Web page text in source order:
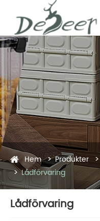
Hem Produkter
Lådförvaring
Lådförvaring